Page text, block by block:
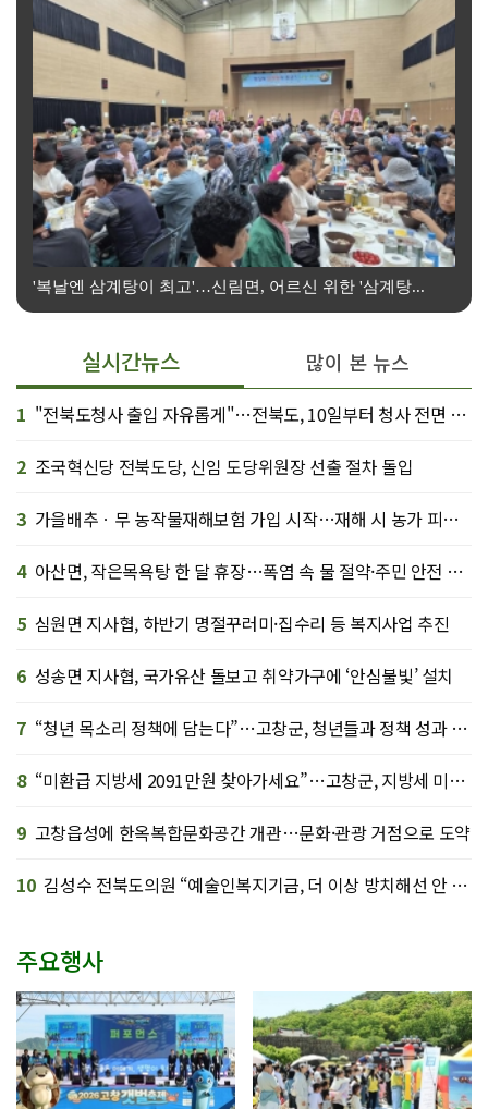
당대표 선거 앞두고 전북 방문한 김민석 전 총리
실시간뉴스
1 "전북도청사 출입 자유롭게"…전북도, 10일부터 청사 전면 개방
2 조국혁신당 전북도당, 신임 도당위원장 선출 절차 돌입
3 가을배추ㆍ무 농작물재해보험 가입 시작…재해 시 농가 피해 보상길 열려
4 아산면, 작은목욕탕 한 달 휴장…폭염 속 물 절약·주민 안전 총력
5 심원면 지사협, 하반기 명절꾸러미·집수리 등 복지사업 추진
6 성송면 지사협, 국가유산 돌보고 취약가구에 ‘안심불빛’ 설치
7 “청년 목소리 정책에 담는다”…고창군, 청년들과 정책 성과 점검
8 “미환급 지방세 2091만원 찾아가세요”…고창군, 지방세 미환급금 일제 정리
9 고창읍성에 한옥복합문화공간 개관…문화·관광 거점으로 도약
10 김성수 전북도의원 “예술인복지기금, 더 이상 방치해선 안 돼”
많이 본 뉴스
주요행사